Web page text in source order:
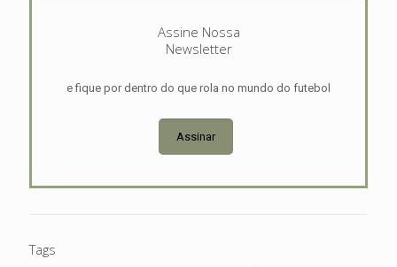
Assine Nossa
Newsletter
e fique por dentro do que rola no mundo do futebol
Assinar
Tags